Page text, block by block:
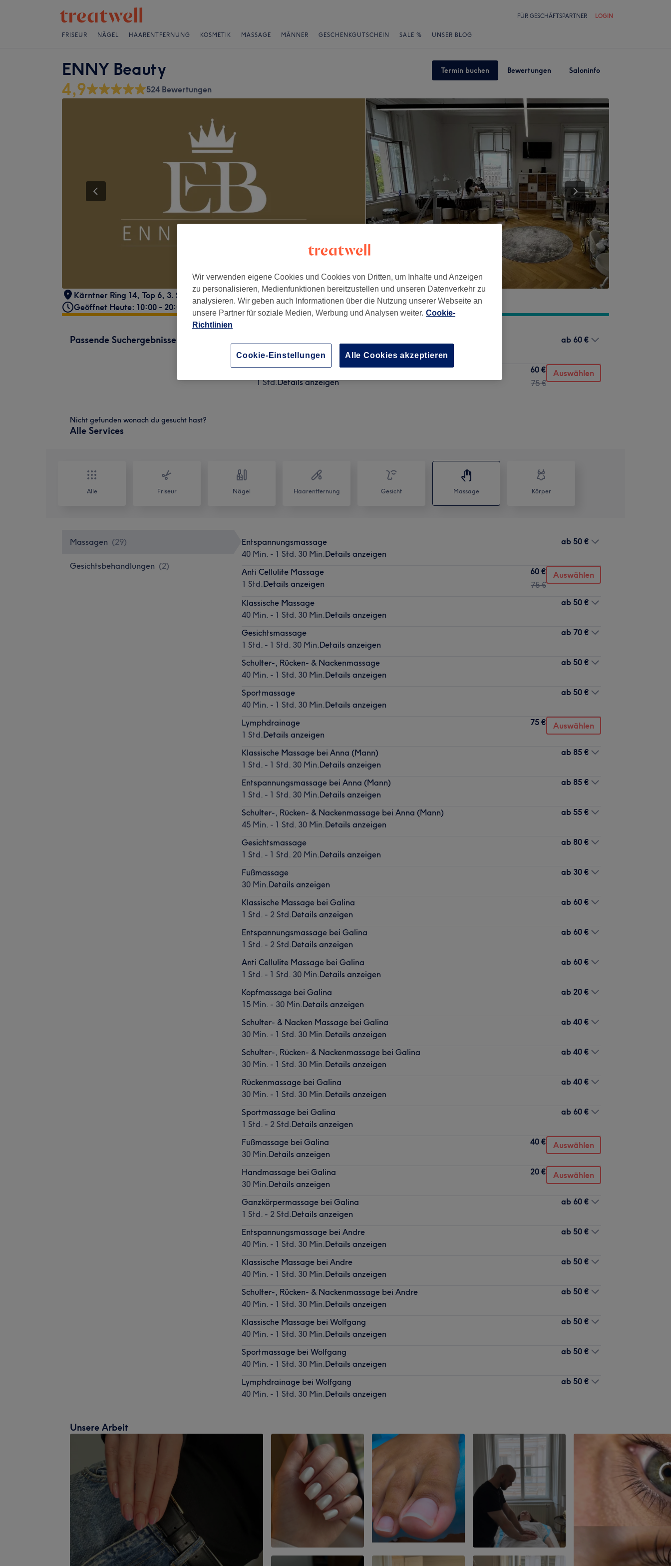
FÜR GESCHÄFTSPARTNER LOGIN
FRISEUR NÄGEL HAARENTFERNUNG KOSMETIK MASSAGE MÄNNER GESCHENKGUTSCHEIN SALE % UNSER BLOG
ENNY Beauty Termin buchen Bewertungen Saloninfo
4,9 524 Bewertungen
Kärntner Ring 14, Top 6, 3. Stock, Wien, 1. Bezirk, 1010
Geöffnet Heute: 10:00 - 20:00
Passende Suchergebnisse
1 Std. - 1 Std. 30 Min.
Details anzeigen
ab 60 €
Anti Cellulite Massage
1 Std.Details anzeigen
60 €
75 €
Auswählen
Nicht gefunden wonach du gesucht hast?
Alle Services
Alle Friseur Nägel Haarentfernung Gesicht Massage Körper
Massagen (29)
Gesichtsbehandlungen (2)
Entspannungsmassage
40 Min. - 1 Std. 30 Min.Details anzeigen
ab 50 €
Anti Cellulite Massage
1 Std.Details anzeigen
60 €
75 €
Auswählen
Klassische Massage
40 Min. - 1 Std. 30 Min.Details anzeigen
ab 50 €
Gesichtsmassage
1 Std. - 1 Std. 30 Min.Details anzeigen
ab 70 €
Schulter-, Rücken- & Nackenmassage
40 Min. - 1 Std. 30 Min.Details anzeigen
ab 50 €
Sportmassage
40 Min. - 1 Std. 30 Min.Details anzeigen
ab 50 €
Lymphdrainage
1 Std.Details anzeigen
75 € Auswählen
Klassische Massage bei Anna (Mann)
1 Std. - 1 Std. 30 Min.Details anzeigen
ab 85 €
Entspannungsmassage bei Anna (Mann)
1 Std. - 1 Std. 30 Min.Details anzeigen
ab 85 €
Schulter-, Rücken- & Nackenmassage bei Anna (Mann)
45 Min. - 1 Std. 30 Min.Details anzeigen
ab 55 €
Gesichtsmassage
1 Std. - 1 Std. 20 Min.Details anzeigen
ab 80 €
Fußmassage
30 Min.Details anzeigen
ab 30 €
Klassische Massage bei Galina
1 Std. - 2 Std.Details anzeigen
ab 60 €
Entspannungsmassage bei Galina
1 Std. - 2 Std.Details anzeigen
ab 60 €
Anti Cellulite Massage bei Galina
1 Std. - 1 Std. 30 Min.Details anzeigen
ab 60 €
Kopfmassage bei Galina
15 Min. - 30 Min.Details anzeigen
ab 20 €
Schulter- & Nacken Massage bei Galina
30 Min. - 1 Std. 30 Min.Details anzeigen
ab 40 €
Schulter-, Rücken- & Nackenmassage bei Galina
30 Min. - 1 Std. 30 Min.Details anzeigen
ab 40 €
Rückenmassage bei Galina
30 Min. - 1 Std. 30 Min.Details anzeigen
ab 40 €
Sportmassage bei Galina
1 Std. - 2 Std.Details anzeigen
ab 60 €
Fußmassage bei Galina
30 Min.Details anzeigen
40 € Auswählen
Handmassage bei Galina
30 Min.Details anzeigen
20 € Auswählen
Ganzkörpermassage bei Galina
1 Std. - 2 Std.Details anzeigen
ab 60 €
Entspannungsmassage bei Andre
40 Min. - 1 Std. 30 Min.Details anzeigen
ab 50 €
Klassische Massage bei Andre
40 Min. - 1 Std. 30 Min.Details anzeigen
ab 50 €
Schulter-, Rücken- & Nackenmassage bei Andre
40 Min. - 1 Std. 30 Min.Details anzeigen
ab 50 €
Klassische Massage bei Wolfgang
40 Min. - 1 Std. 30 Min.Details anzeigen
ab 50 €
Sportmassage bei Wolfgang
40 Min. - 1 Std. 30 Min.Details anzeigen
ab 50 €
Lymphdrainage bei Wolfgang
40 Min. - 1 Std. 30 Min.Details anzeigen
ab 50 €
Unsere Arbeit
Wir verwenden eigene Cookies und Cookies von Dritten, um Inhalte und Anzeigen
zu personalisieren, Medienfunktionen bereitzustellen und unseren Datenverkehr zu
analysieren. Wir geben auch Informationen über die Nutzung unserer Webseite an
unsere Partner für soziale Medien, Werbung und Analysen weiter. Cookie-
Richtlinien
Alle Cookies akzeptieren
Cookie-Einstellungen